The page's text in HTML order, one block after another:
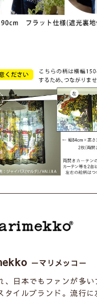
－マリメッコ－
、日本でもファンが多い
タイルブランド。流行に